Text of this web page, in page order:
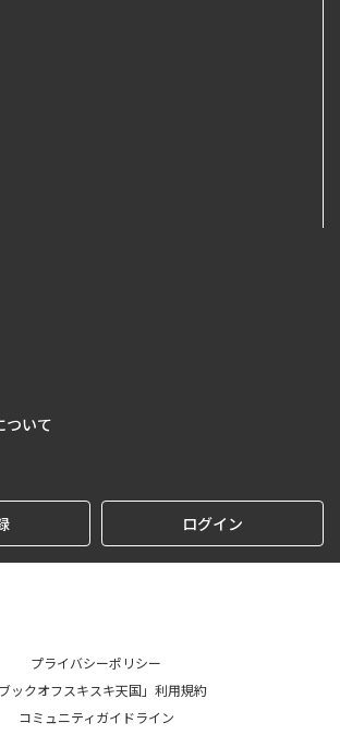
ついて
ログイン
プライバシーポリシー
ブックオフスキスキ天国」利用規約
コミュニティガイドライン